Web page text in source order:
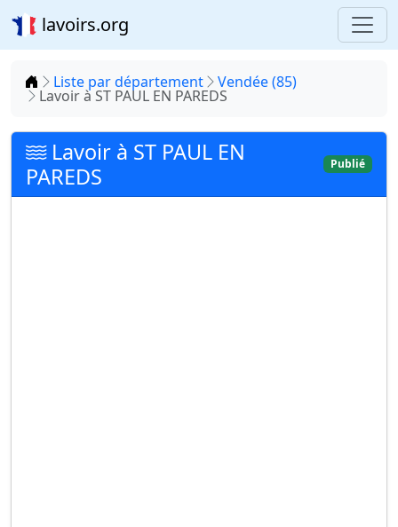
lavoirs.org
Accueil
Liste par département Vendée (85)
Lavoir à ST PAUL EN PAREDS
Lavoir à ST PAUL EN
PAREDS
Publié